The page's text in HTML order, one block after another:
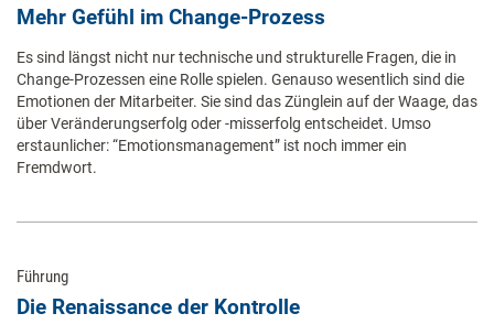
Mehr Gefühl im Change-Prozess
Es sind längst nicht nur technische und strukturelle Fragen, die in
Change-Prozessen eine Rolle spielen. Genauso wesentlich sind die
Emotionen der Mitarbeiter. Sie sind das Zünglein auf der Waage, das
über Veränderungserfolg oder -misserfolg entscheidet. Umso
erstaunlicher: “Emotionsmanagement” ist noch immer ein
Fremdwort.
Führung
Die Renaissance der Kontrolle